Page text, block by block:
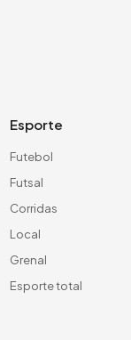
Esporte
Futebol
Futsal
Corridas
Local
Grenal
Esporte total